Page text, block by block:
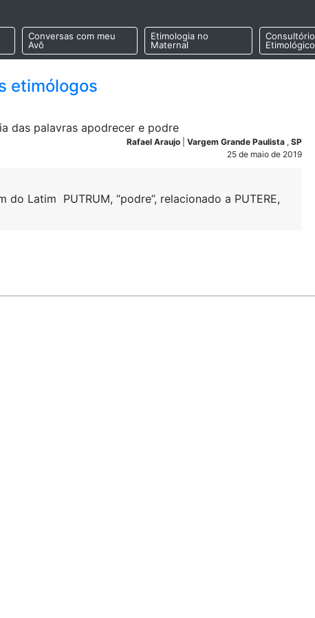
Conversas com meu
Avô
Etimologia no
Maternal
Consultório
Etimológico
etimólogos
das palavras apodrecer e podre
Rafael Araujo Vargem Grande Paulista , SP
25 de maio de 2019
do Latim PUTRUM, “podre”, relacionado a PUTERE,